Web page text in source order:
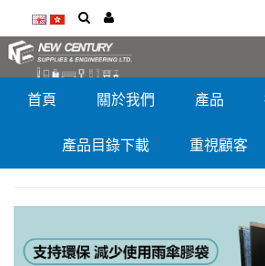
首頁 關於我們 產品
產品目錄下載 重視顧客